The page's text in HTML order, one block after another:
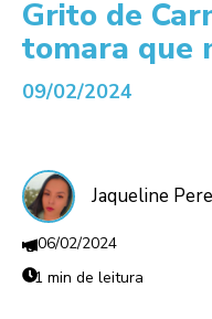
Grito de
tomara que
09/02/2024
Jaqueline
06/02/2024
1 min de leitura